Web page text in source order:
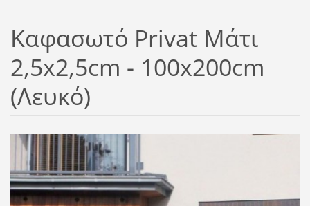
Καφασωτό Privat Mάτι
2,5x2,5cm - 100x200cm
(Λευκό)